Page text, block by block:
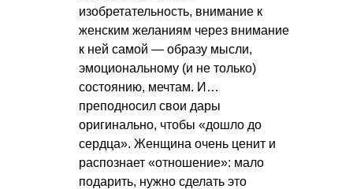
изобретательность, внимание к
женским желаниям через внимание
к ней самой — образу мысли,
эмоциональному (и не только)
состоянию, мечтам. И…
преподносил свои дары
оригинально, чтобы «дошло до
сердца». Женщина очень ценит и
распознает «отношение»: мало
подарить, нужно сделать это